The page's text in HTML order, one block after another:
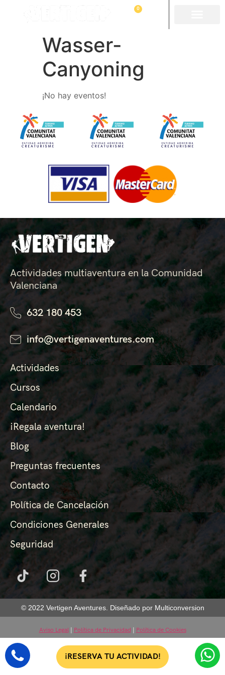
0
Wasser-
Canyoning
¡No hay eventos!
Actividades multiaventura en la Comunidad
Valenciana
632 180 453
info@vertigenaventures.com
Actividades
Cursos
Calendario
¡Regala aventura!
Blog
Preguntas frecuentes
Contacto
Política de Cancelación
Condiciones Generales
Seguridad
© 2022 Vertigen Aventures. Diseñado por Multiconversion
Aviso Legal| Política de Privacidad | Política de Cookies
¡RESERVA TU ACTIVIDAD!